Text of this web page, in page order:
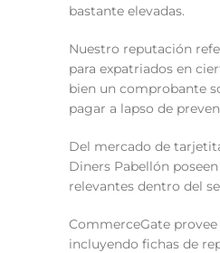
bastante elevadas.
Nuestro reputación
para expatriados en
bien un comprobante
pagar a lapso de
Del mercado de
Diners Pabellón
relevantes dentro del
CommerceGate
incluyendo fichas de